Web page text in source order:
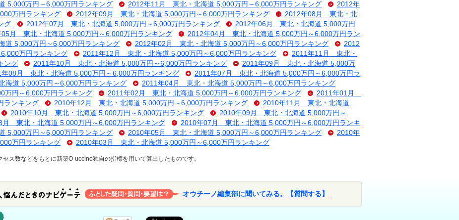
5,000万円～6,000万円ランキング 2012年11月 東北・北海道 5,000万円～6,000万円ランキング
2012年
万円ランキング
2012年09月 東北・北海道 5,000万円～6,000万円ランキング
2012年08月 東北・北
グ
2012年07月 東北・北海道 5,000万円～6,000万円ランキング
2012年06月 東北・北海道 5,000万円
05月 東北・北海道 5,000万円～6,000万円ランキング
2012年04月 東北・北海道 5,000万円～6,000万円ラン
5,000万円～6,000万円ランキング 2012年02月 東北・北海道 5,000万円～6,000万円ランキング
2012
万円ランキング
2011年12月 東北・北海道 5,000万円～6,000万円ランキング
2011年11月 東北・
ング
2011年10月 東北・北海道 5,000万円～6,000万円ランキング
2011年09月 東北・北海道 5,000万
年08月 東北・北海道 5,000万円～6,000万円ランキング
2011年07月 東北・北海道 5,000万円～6,000万円ラ
道 5,000万円～6,000万円ランキング
2011年04月 東北・北海道 5,000万円～6,000万円ランキング
円～6,000万円ランキング
2011年02月 東北・北海道 5,000万円～6,000万円ランキング
2011年01月
ランキング
2010年12月 東北・北海道 5,000万円～6,000万円ランキング
2010年11月 東北・北海道
2010年10月 東北・北海道 5,000万円～6,000万円ランキング
2010年09月 東北・北海道 5,000万円～
月 東北・北海道 5,000万円～6,000万円ランキング
2010年07月 東北・北海道 5,000万円～6,000万円ランキ
5,000万円～6,000万円ランキング 2010年05月 東北・北海道 5,000万円～6,000万円ランキング
2010年
万円ランキング
2010年03月 東北・北海道 5,000万円～6,000万円ランキング
ス数などをもとに新築O-uccino独自の指標を用いて算出したものです。
オウチーノ編集部に聞いてみる。【質問する】